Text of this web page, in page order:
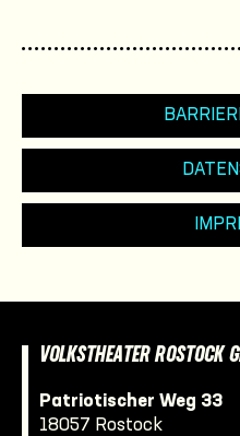
VOLKSTHEATER ROSTOCK
Patriotischer Weg 33
18057 Rostock